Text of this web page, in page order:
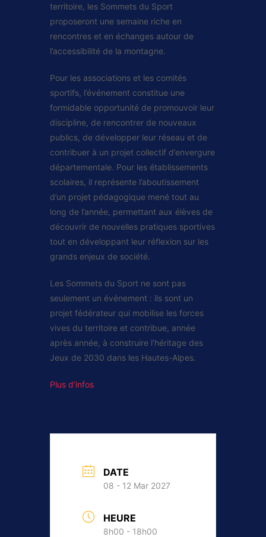
territoire, les Sommets du Sport
proposeront une semaine riche en
rencontres et en échanges autour de
l’accessibilité de la montagne.
Pour les associations et les comités
sportifs, l’événement constitue une
formidable opportunité de promouvoir leur
discipline, de rencontrer de nouveaux
publics, de développer leur réseau et de
contribuer à un projet collectif d’envergure
départementale. Pour les établissements
scolaires, il représente l’aboutissement
d’un projet pédagogique mené tout au
long de l’année, permettant aux élèves de
découvrir de nouvelles pratiques sportives
tout en développant leur réflexion sur les
grands enjeux de société.
Les Sommets du Sport ne sont pas
seulement un événement : ils sont un
projet fédérateur qui mobilise les forces
vives du territoire et contribue, année
après année, à construire l’héritage des
Jeux de 2030 dans les Hautes-Alpes.
Plus d’infos
DATE
08 - 12 Mar 2027
HEURE
8h00 - 18h00